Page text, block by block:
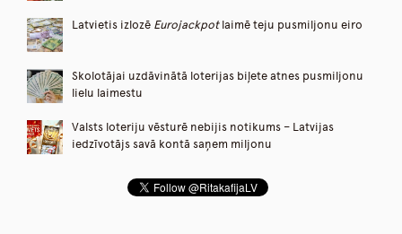
Latvietis izlozē Eurojackpotlaimē teju pusmiljonu eiro
Skolotājai uzdāvinātā loterijas biļete atnes pusmiljonu
lielu laimestu
Valsts loteriju vēsturē nebijis notikums – Latvijas
iedzīvotājs savā kontā saņem miljonu